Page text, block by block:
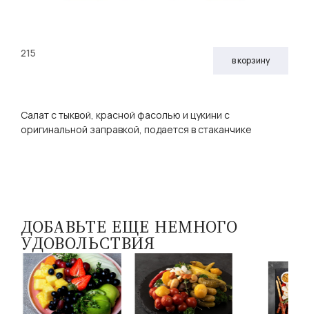
215
в корзину
Салат с тыквой, красной фасолью и цукини с
оригинальной заправкой, подается в стаканчике
ДОБАВЬТЕ ЕЩЕ НЕМНОГО
УДОВОЛЬСТВИЯ